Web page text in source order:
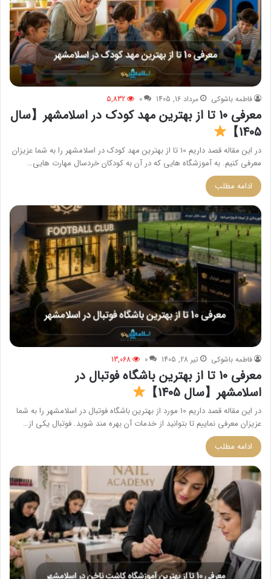
فاطمه باشوکی مرداد 16, 1405 0
5,832
معرفی 10 تا از بهترین مهد کودک در اسلامشهر【سال
1405】
در این مقاله قصد داریم 10 تا از بهترین مهد کودک در اسلامشهر را به شما عزیزان
معرفی کنیم. به آموزشگاه هایی که در آن به کودکان خردسال مهارت هایی…
ادامه مطلب
فاطمه باشوکی تیر 28, 1405 0
13,068
معرفی 10 تا از بهترین باشگاه فوتبال در
اسلامشهر【سال 1405】
در این مقاله قصد داریم 10 مورد از بهترین باشگاه فوتبال در اسلامشهر را به شما
عزیزان معرفی نماییم تا بتوانید از خدمات آن بهره مند شوید. فوتبال یکی از…
ادامه مطلب